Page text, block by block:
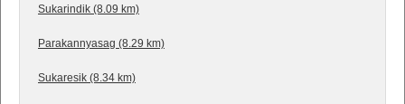
Sukarindik (8.09 km)
Parakannyasag (8.29 km)
Sukaresik (8.34 km)